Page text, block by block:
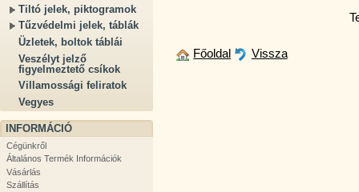
Tiltó jelek, piktogramok
Tűzvédelmi jelek, táblák
Üzletek, boltok táblái
Veszélyt jelző
figyelmeztető csíkok
Villamossági feliratok
Vegyes
INFORMÁCIÓ
Cégünkről
Általános Termék Információk
Vásárlás
Szállítás
Főoldal Vissza